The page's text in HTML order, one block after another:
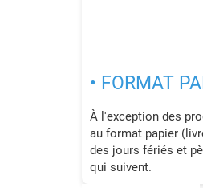
• FORMAT
À l'exception des
au format papier
des jours fériés et
qui suivent.